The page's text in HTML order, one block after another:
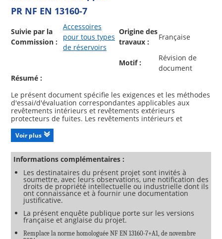
PR NF EN 13160-7
Suivie par la
Commission :
Accessoires
pour tous types
de réservoirs
Origine des
travaux :
Française
Motif :
Révision de
document
Résumé :
Le présent document spécifie les exigences et les méthodes
d'essai/d'évaluation correspondantes applicables aux
revêtements intérieurs et revêtements extérieurs
protecteurs de fuites. Les revêtements intérieurs et
à être utilisés conjointement avec des kits de détection de
fuites, pour créer un espace interstitiel ou un espace de
confinement des fuites dans des réservoirs à simple paroi,
aériens ou souterrains, sans pression, conçus pour des
liquides polluant l'eau.
Pour les kits de détection de fuites, voir les EN 13160 2, EN
Voir plus
Informations complémentaires :
Les destinataires du présent projet sont invités à
soumettre, avec leurs observations, une notification des
droits de propriété intellectuelle ou industrielle dont ils
ont connaissance et à fournir une documentation
justificative.
La présent enquête publique porte sur les versions
française et anglaise du projet.
Remplace la norme homologuée NF EN 13160-7+A1, de novembre